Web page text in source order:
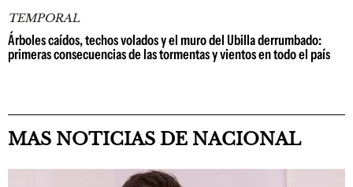
TEMPORAL
Árboles caídos, techos volados y el muro del Ubilla derrumbado:
primeras consecuencias de las tormentas y vientos en todo el país
MAS NOTICIAS DE NACIONAL